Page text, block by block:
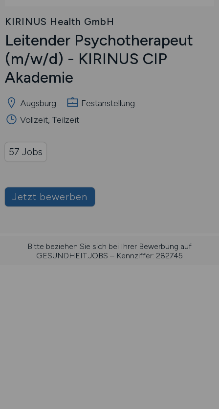
KIRINUS Health GmbH
Leitender Psychotherapeut
(m/w/d) - KIRINUS CIP
Akademie
Augsburg
Festanstellung
Vollzeit, Teilzeit
Jetzt bewerben
57 Jobs
Bitte beziehen Sie sich bei Ihrer Bewerbung auf
GESUNDHEIT.JOBS – Kennziffer: 282745